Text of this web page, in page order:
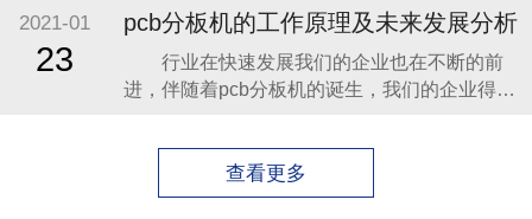
作的中文界面，友好美观，功能强大多样，操
作简单方便。 3、智能自动性：采用高精度
CCD 自动定位、对焦，定位快速准确
2021-01
23
pcb分板机的工作原理及未来发展分析
行业在快速发展我们的企业也在不断的前
进，伴随着pcb分板机的诞生，我们的企业得到
看什么是pcb分板机的工作原理和相关型号的介
绍吧。 1、可以自由弯曲、卷绕、折叠，可
依照空间布局要求任意安排，并在三维空间任
查看更多